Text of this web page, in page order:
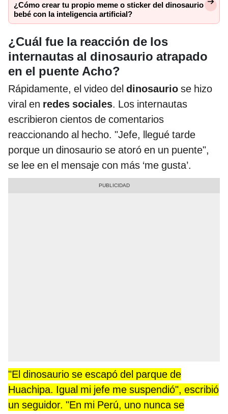
¿Cómo crear tu propio meme o sticker del dinosaurio
bebé con la inteligencia artificial?
¿Cuál fue la reacción de los
internautas al dinosaurio atrapado
en el puente Acho?
Rápidamente, el video del dinosaurio se hizo
viral en redes sociales. Los internautas
escribieron cientos de comentarios
reaccionando al hecho. "Jefe, llegué tarde
porque un dinosaurio se atoró en un puente",
se lee en el mensaje con más ‘me gusta’.
"El dinosaurio se escapó del parque de
Huachipa. Igual mi jefe me suspendió", escribió
un seguidor. "En mi Perú, uno nunca se